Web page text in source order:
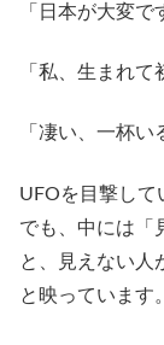
「日本が大変で
「私、生まれて
「凄い、一杯い
UFOを目撃して
でも、中には「
と、見えない人
と映っています。